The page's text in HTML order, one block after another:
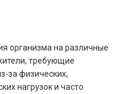
организма на различные
требующие
за физических,
нагрузок и часто